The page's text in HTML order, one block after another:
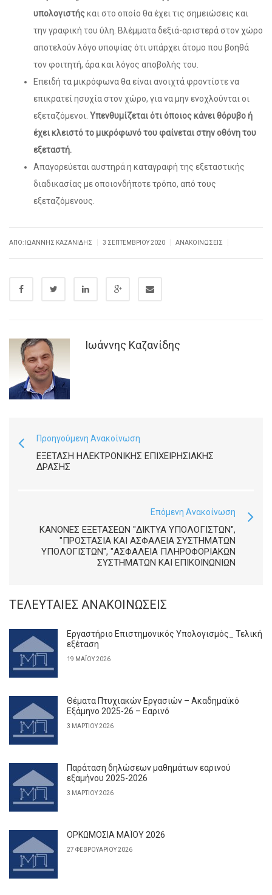
υπολογιστήςκαι στο οποίο θα έχει τις σημειώσεις και
την γραφική του ύλη. Βλέμματα δεξιά-αριστερά στον χώρο
αποτελούν λόγο υποψίας ότι υπάρχει άτομο που βοηθά
τον φοιτητή, άρα και λόγος αποβολής του.
Επειδή τα μικρόφωνα θα είναι ανοιχτά φροντίστε να
επικρατεί ησυχία στον χώρο, για να μην ενοχλούνται οι
εξεταζόμενοι. Υπενθυμίζεται ότι όποιος κάνει θόρυβο ή
έχει κλειστό το μικρόφωνό του φαίνεται στην οθόνη του
εξεταστή.
Απαγορεύεται αυστηρά η καταγραφή της εξεταστικής
διαδικασίας με οποιονδήποτε τρόπο, από τους
εξεταζόμενους.
ΑΠΌ: ΙΩΆΝΝΗΣ ΚΑΖΑΝΊΔΗΣ 3 ΣΕΠΤΕΜΒΡΊΟΥ 2020 ΑΝΑΚΟΙΝΏΣΕΙΣ
Ιωάννης Καζανίδης
Προηγούμενη Ανακοίνωση
ΕΞΈΤΑΣΗ ΗΛΕΚΤΡΟΝΙΚΉΣ ΕΠΙΧΕΙΡΗΣΙΑΚΉΣ
ΔΡΆΣΗΣ
Επόμενη Ανακοίνωση
ΚΑΝΟΝΕΣ ΕΞΕΤΑΣΕΩΝ "ΔΙΚΤΥΑ ΥΠΟΛΟΓΙΣΤΩΝ",
"ΠΡΟΣΤΑΣΙΑ ΚΑΙ ΑΣΦΑΛΕΙΑ ΣΥΣΤΗΜΑΤΩΝ
ΥΠΟΛΟΓΙΣΤΩΝ", "ΑΣΦΑΛΕΙΑ ΠΛΗΡΟΦΟΡΙΑΚΩΝ
ΣΥΣΤΗΜΑΤΩΝ ΚΑΙ ΕΠΙΚΟΙΝΩΝΙΩΝ
ΤΕΛΕΥΤΑΊΕΣ ΑΝΑΚΟΙΝΏΣΕΙΣ
Εργαστήριο Επιστημονικός Υπολογισμός_ Τελική
εξέταση
19 ΜΑΪ́ΟΥ 2026
Θέματα Πτυχιακών Εργασιών – Ακαδημαϊκό
Εξάμηνο 2025-26 – Εαρινό
3 ΜΑΡΤΊΟΥ 2026
Παράταση δηλώσεων μαθημάτων εαρινού
εξαμήνου 2025-2026
3 ΜΑΡΤΊΟΥ 2026
ΟΡΚΩΜΟΣΙΑ ΜΑΪΟΥ 2026
27 ΦΕΒΡΟΥΑΡΊΟΥ 2026